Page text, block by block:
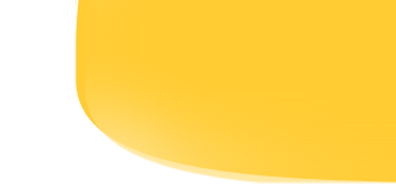
Macht varkentje